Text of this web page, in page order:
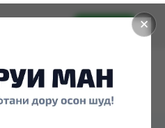
✕
Установить